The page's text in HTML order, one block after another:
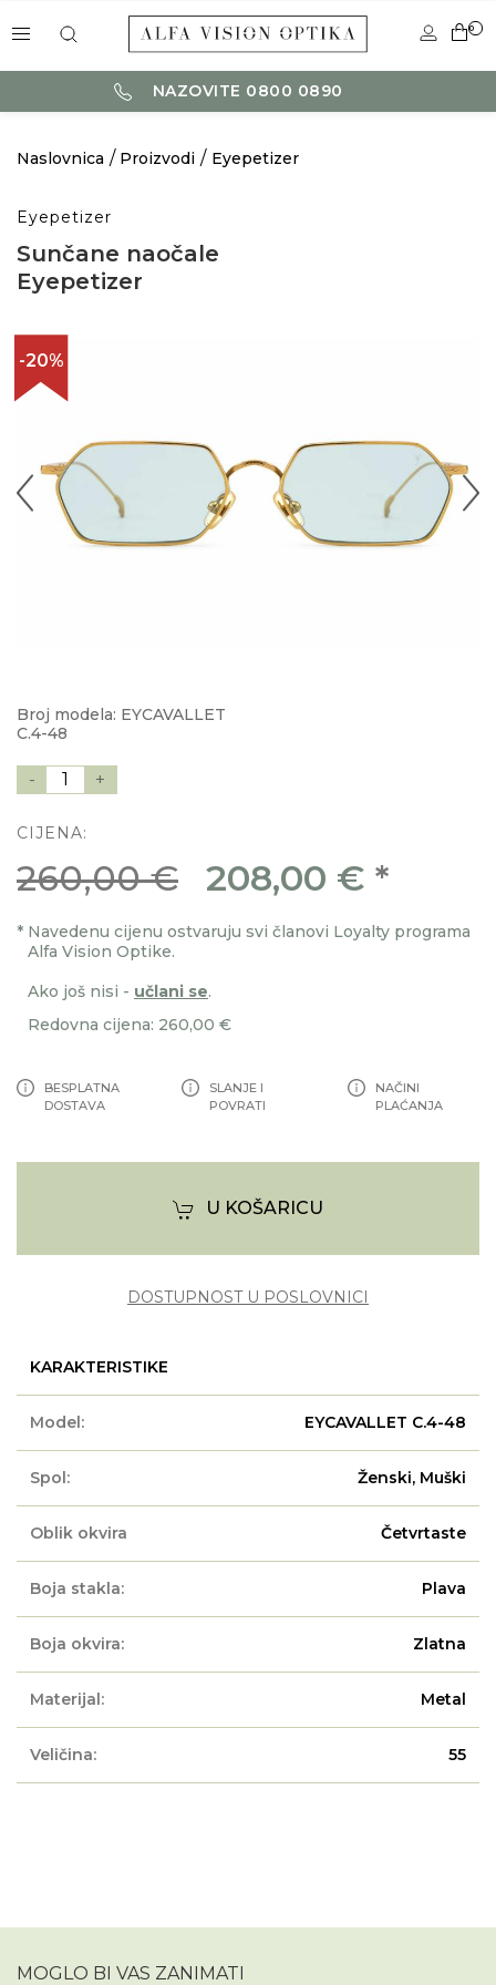
0
NAZOVITE 0800 0890
Naslovnica Proizvodi Eyepetizer
Eyepetizer
Sunčane naočale
Eyepetizer
-20%
Broj modela: EYCAVALLET
C.4-48
- 1 +
CIJENA:
260,00 € 208,00 € *
* Navedenu cijenu ostvaruju svi članovi Loyalty programa
Alfa Vision Optike.
Ako još nisi - učlani se.
Redovna cijena: 260,00 €
BESPLATNA
DOSTAVA
SLANJE I
POVRATI
NAČINI
PLAĆANJA
U KOŠARICU
DOSTUPNOST U POSLOVNICI
KARAKTERISTIKE
Model: EYCAVALLET C.4-48
Spol: Ženski, Muški
Oblik okvira Četvrtaste
Boja stakla: Plava
Boja okvira: Zlatna
Materijal: Metal
Veličina: 55
MOGLO BI VAS ZANIMATI